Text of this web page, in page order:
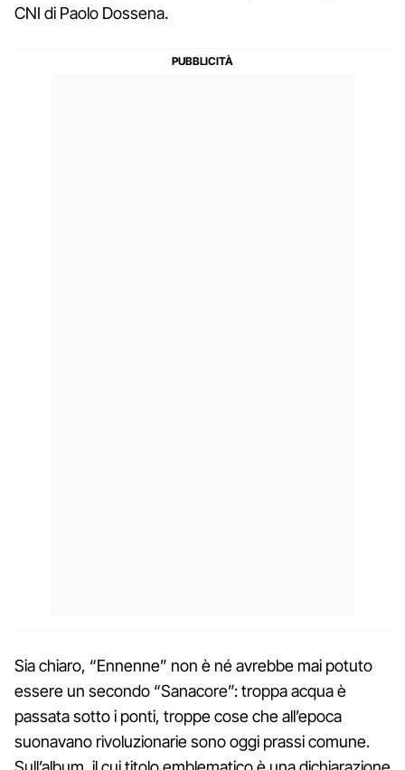
CNI di Paolo Dossena.
Sia chiaro, “Ennenne” non è né avrebbe mai potuto
essere un secondo “Sanacore”: troppa acqua è
passata sotto i ponti, troppe cose che all’epoca
suonavano rivoluzionarie sono oggi prassi comune.